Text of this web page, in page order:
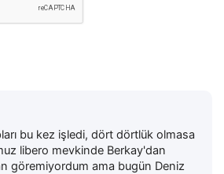
bu kez işledi, dört dörtlük olmasa
libero mevkinde Berkay'dan
göremiyordum ama bugün Deniz